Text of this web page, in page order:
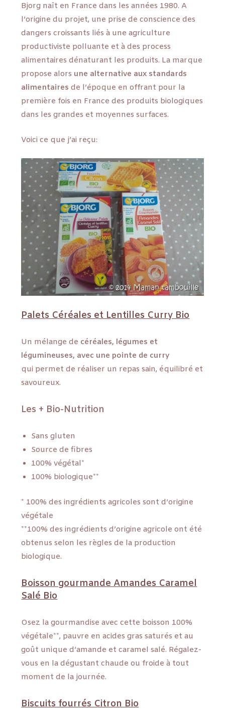
Bjorg naît en France dans les années 1980. A
l’origine du projet, une prise de conscience des
dangers croissants liés à une agriculture
productiviste polluante et à des process
alimentaires dénaturant les produits. La marque
propose alors une alternative aux standards
alimentaires de l’époque en offrant pour la
première fois en France des produits biologiques
dans les grandes et moyennes surfaces.
Voici ce que j’ai reçu:
Palets Céréales et Lentilles Curry Bio
Un mélange de céréales, légumes et
légumineuses, avec une pointe de curry
qui permet de réaliser un repas sain, équilibré et
savoureux.
Les + Bio-Nutrition
Sans gluten
Source de fibres
100% végétal*
100% biologique**
* 100% des ingrédients agricoles sont d’origine
végétale
**100% des ingrédients d’origine agricole ont été
obtenus selon les règles de la production
biologique.
Boisson gourmande Amandes Caramel
Salé Bio
Osez la gourmandise avec cette boisson 100%
végétale**, pauvre en acides gras saturés et au
goût unique d’amande et caramel salé. Régalez-
vous en la dégustant chaude ou froide à tout
moment de la journée.
Biscuits fourrés Citron Bio